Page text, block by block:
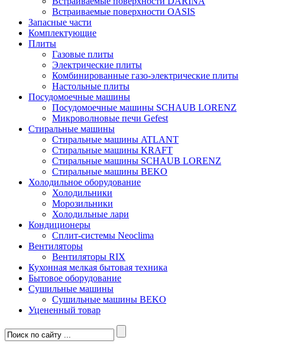
Встраиваемые поверхности OASIS
Запасные части
Комплектующие
Плиты
Газовые плиты
Электрические плиты
Комбинированные газо-электрические плиты
Настольные плиты
Посудомоечные машины
Посудомоечные машины SCHAUB LORENZ
Микроволновые печи Gefest
Стиральные машины
Стиральные машины ATLANT
Стиральные машины KRAFT
Стиральные машины SCHAUB LORENZ
Стиральные машины BEKO
Холодильное оборудование
Холодильники
Морозильники
Холодильные лари
Кондиционеры
Сплит-системы Neoclima
Вентиляторы
Вентиляторы RIX
Кухонная мелкая бытовая техника
Бытовое оборудование
Сушильные машины
Сушильные машины BEKO
Уцененный товар